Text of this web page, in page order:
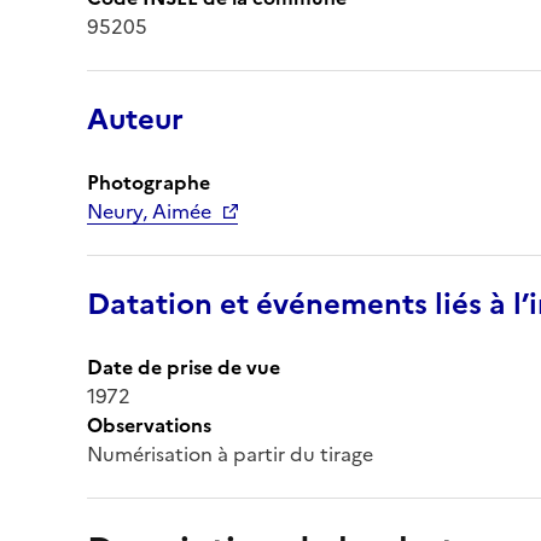
95205
Auteur
Photographe
Neury, Aimée
Datation et événements liés à
Date de prise de vue
1972
Observations
Numérisation à partir du tirage